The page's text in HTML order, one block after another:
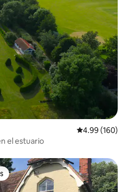
Calificación
4.99 (160)
el estuario